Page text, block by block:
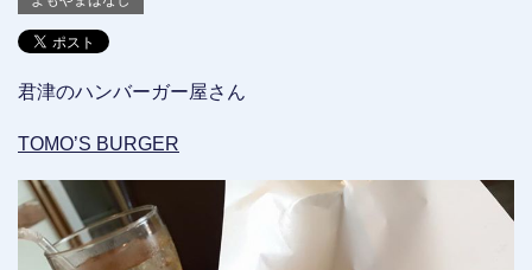
君津のハンバーガー屋さん
TOMO’S BURGER